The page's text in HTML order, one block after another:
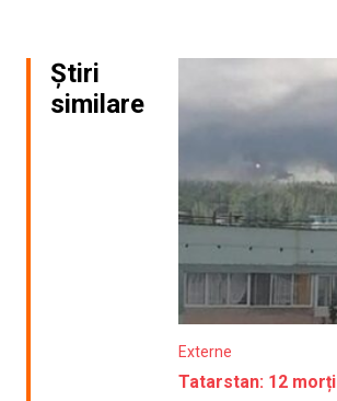
Știri
similare
Externe
Tatarstan: 12